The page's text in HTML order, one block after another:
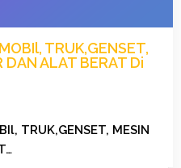
TRUK,GENSET,
DAN ALAT BERAT Di
TRUK,GENSET, MESIN